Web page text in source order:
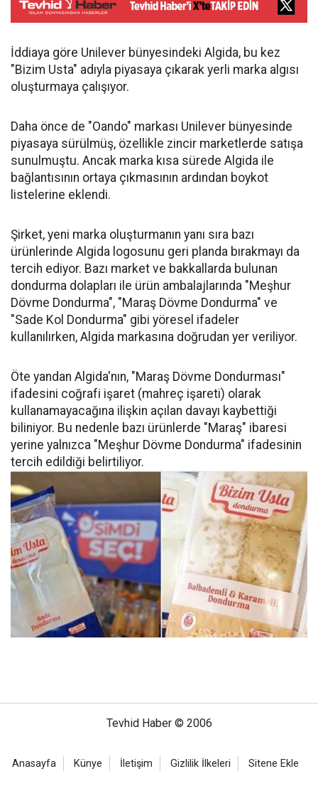
İddiaya göre Unilever bünyesindeki Algida, bu kez
"Bizim Usta" adıyla piyasaya çıkarak yerli marka algısı
oluşturmaya çalışıyor.
Daha önce de "Oando" markası Unilever bünyesinde
piyasaya sürülmüş, özellikle zincir marketlerde satışa
sunulmuştu. Ancak marka kısa sürede Algida ile
bağlantısının ortaya çıkmasının ardından boykot
listelerine eklendi.
Şirket, yeni marka oluşturmanın yanı sıra bazı
ürünlerinde Algida logosunu geri planda bırakmayı da
tercih ediyor. Bazı market ve bakkallarda bulunan
dondurma dolapları ile ürün ambalajlarında "Meşhur
Dövme Dondurma", "Maraş Dövme Dondurma" ve
"Sade Kol Dondurma" gibi yöresel ifadeler
kullanılırken, Algida markasına doğrudan yer veriliyor.
Öte yandan Algida'nın, "Maraş Dövme Dondurması"
ifadesini coğrafi işaret (mahreç işareti) olarak
kullanamayacağına ilişkin açılan davayı kaybettiği
biliniyor. Bu nedenle bazı ürünlerde "Maraş" ibaresi
yerine yalnızca "Meşhur Dövme Dondurma" ifadesinin
tercih edildiği belirtiliyor.
Tevhid Haber © 2006
Anasayfa Künye İletişim Gizlilik İlkeleri Sitene Ekle